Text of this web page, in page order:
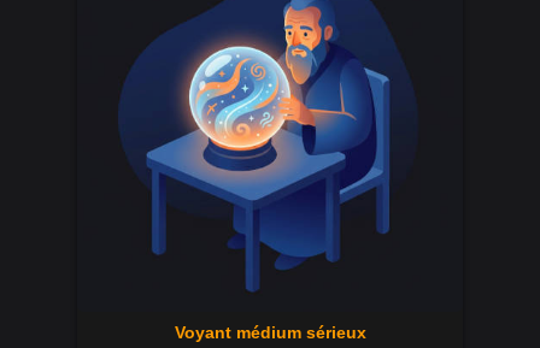
Voyant médium sérieux